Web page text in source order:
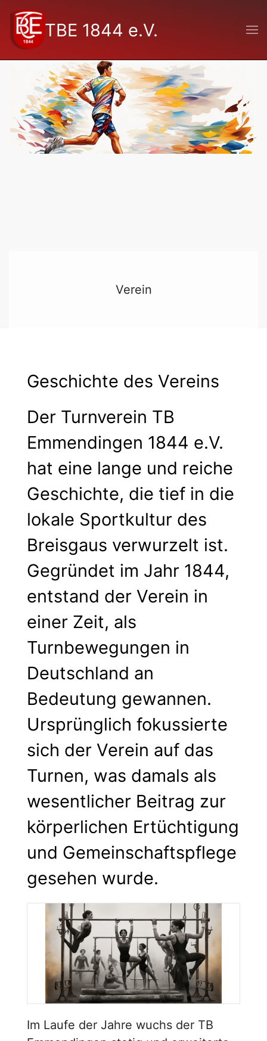
TBE 1844 e.V.
Verein
Geschichte des Vereins
Der Turnverein TB
Emmendingen 1844 e.V.
hat eine lange und reiche
Geschichte, die tief in die
lokale Sportkultur des
Breisgaus verwurzelt ist.
Gegründet im Jahr 1844,
entstand der Verein in
einer Zeit, als
Turnbewegungen in
Deutschland an
Bedeutung gewannen.
Ursprünglich fokussierte
sich der Verein auf das
Turnen, was damals als
wesentlicher Beitrag zur
körperlichen Ertüchtigung
und Gemeinschaftspflege
gesehen wurde.
Im Laufe der Jahre wuchs der TB